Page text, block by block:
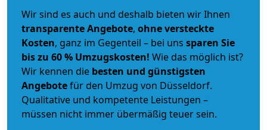
Wir sind es auch und deshalb bieten wir Ihnen
transparente Angebote, ohne versteckte
Kosten, ganz im Gegenteil – bei uns sparen Sie
bis zu 60 % Umzugskosten! Wie das möglich ist?
Wir kennen die besten und günstigsten
Angebotefür den Umzug von Düsseldorf.
Qualitative und kompetente Leistungen –
müssen nicht immer übermäßig teuer sein.